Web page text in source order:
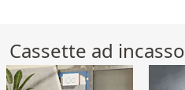
Cassette ad incasso